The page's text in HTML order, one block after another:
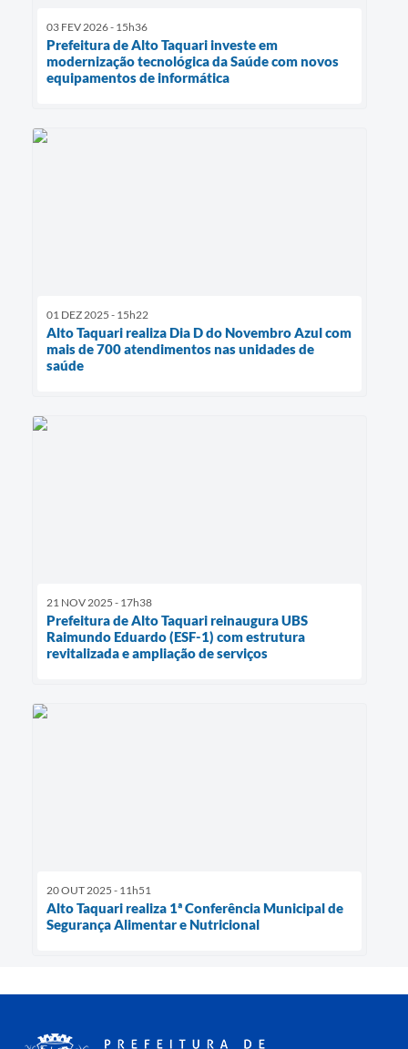
03 FEV 2026 - 15h36
Prefeitura de Alto Taquari investe em
modernização tecnológica da Saúde com novos
equipamentos de informática
01 DEZ 2025 - 15h22
Alto Taquari realiza Dia D do Novembro Azul com
mais de 700 atendimentos nas unidades de
saúde
21 NOV 2025 - 17h38
Prefeitura de Alto Taquari reinaugura UBS
Raimundo Eduardo (ESF-1) com estrutura
revitalizada e ampliação de serviços
20 OUT 2025 - 11h51
Alto Taquari realiza 1ª Conferência Municipal de
Segurança Alimentar e Nutricional